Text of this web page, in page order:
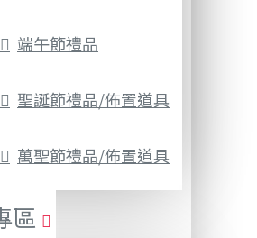
端午節禮品
聖誕節禮品/佈置道具
萬聖節禮品/佈置道具
區